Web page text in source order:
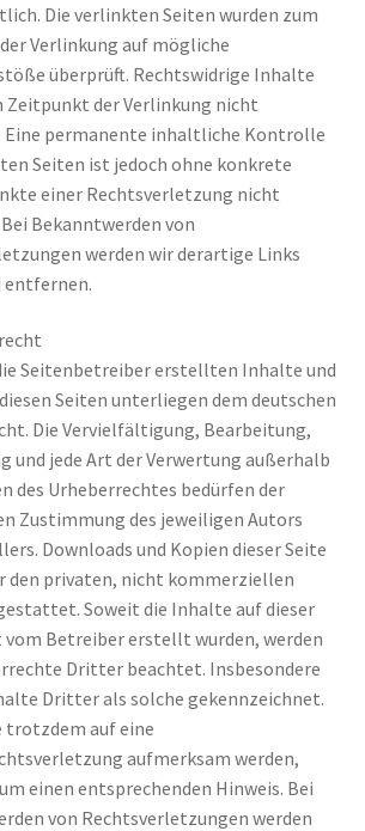
Die verlinkten Seiten wurden zum
Verlinkung auf mögliche
überprüft. Rechtswidrige Inhalte
Zeitpunkt der Verlinkung nicht
Eine permanente inhaltliche Kontrolle
Seiten ist jedoch ohne konkrete
einer Rechtsverletzung nicht
Bekanntwerden von
werden wir derartige Links
entfernen.
Seitenbetreiber erstellten Inhalte und
Seiten unterliegen dem deutschen
Die Vervielfältigung, Bearbeitung,
und jede Art der Verwertung außerhalb
des Urheberrechtes bedürfen der
Zustimmung des jeweiligen Autors
Downloads und Kopien dieser Seite
den privaten, nicht kommerziellen
Soweit die Inhalte auf dieser
vom Betreiber erstellt wurden, werden
Dritter beachtet. Insbesondere
Dritter als solche gekennzeichnet.
trotzdem auf eine
aufmerksam werden,
einen entsprechenden Hinweis. Bei
von Rechtsverletzungen werden